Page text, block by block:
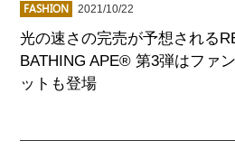
FASHION 2021/10/22
光の速さの完売が予想される
BATHING APE® 第3弾はファ
ットも登場